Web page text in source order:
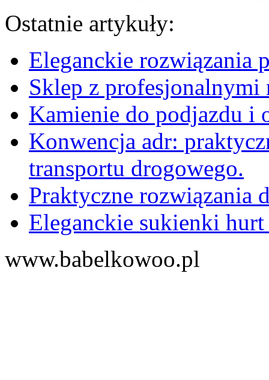
Ostatnie artykuły:
Eleganckie rozwiązania
Sklep z profesjonalnymi
Kamienie do podjazdu i
Konwencja adr:
transportu drogowego.
Praktyczne rozwiązania
Eleganckie sukienki
www.babelkowoo.pl